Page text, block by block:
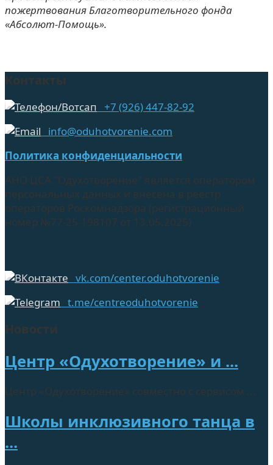
пожертвования Благотворительного фонда
«Абсолют-Помощь».
Контакты
+7 (926) 447-82-92
info@oduhotvorenie.com
Политика конфиденциальности
АНО ЦСА "Одухотворение" является оператором
персональных данных и внесена в реестр
операторов Роскомнадзора (регистрационный
номер №77-25-198107 от 13.05.2025)
vk.com/center.oduhotvorenie
t.me/centreoduhotvorenie
Новости
Центр «Одухотворение» и ...
Центр «Одухотворение» совместно с сервисом ...
Школы инклюзивного танца в
...